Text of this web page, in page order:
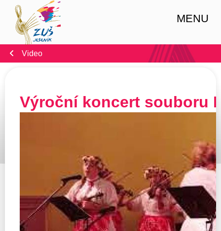
MENU
Video
Výroční koncert souboru